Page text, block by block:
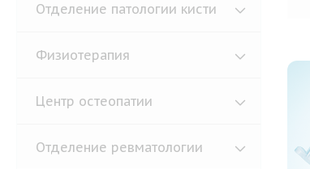
Отделение патологии кисти
Физиотерапия
Центр остеопатии
Отделение ревматологии